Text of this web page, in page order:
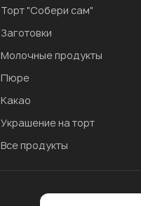
Торт "Собери сам"
Заготовки
Молочные продукты
Пюре
Какао
Украшение на торт
Все продукты